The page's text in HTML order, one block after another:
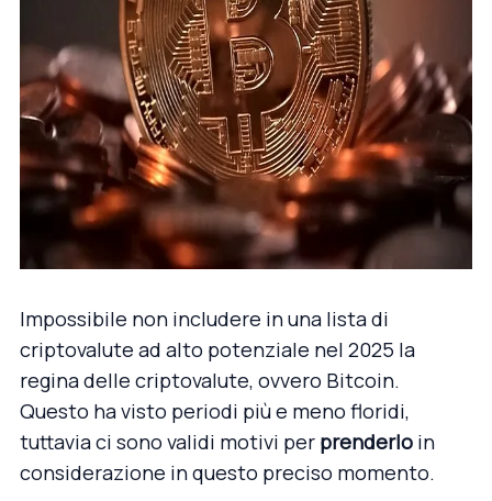
Impossibile non includere in una lista di
criptovalute ad alto potenziale nel 2025 la
regina delle criptovalute, ovvero Bitcoin.
Questo ha visto periodi più e meno floridi,
tuttavia ci sono validi motivi per prenderlo in
considerazione in questo preciso momento.